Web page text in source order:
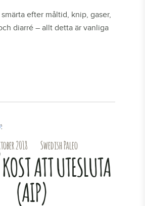
efter måltid, knip, gaser,
diarré – allt detta är vanliga
2018 Swedish Paleo
ATT UTESLUTA
(AIP)